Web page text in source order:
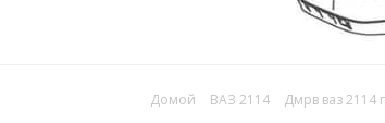
Домой ВАЗ 2114 Дмрв ваз 2114